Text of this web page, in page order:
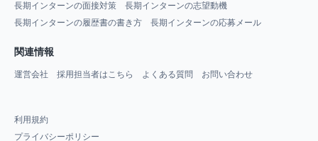
長期インターンの面接対策
長期インターンの志望動機
長期インターンの履歴書の書き方
長期インターンの応募メール
関連情報
運営会社 採用担当者はこちら よくある質問 お問い合わせ
利用規約
プライバシーポリシー